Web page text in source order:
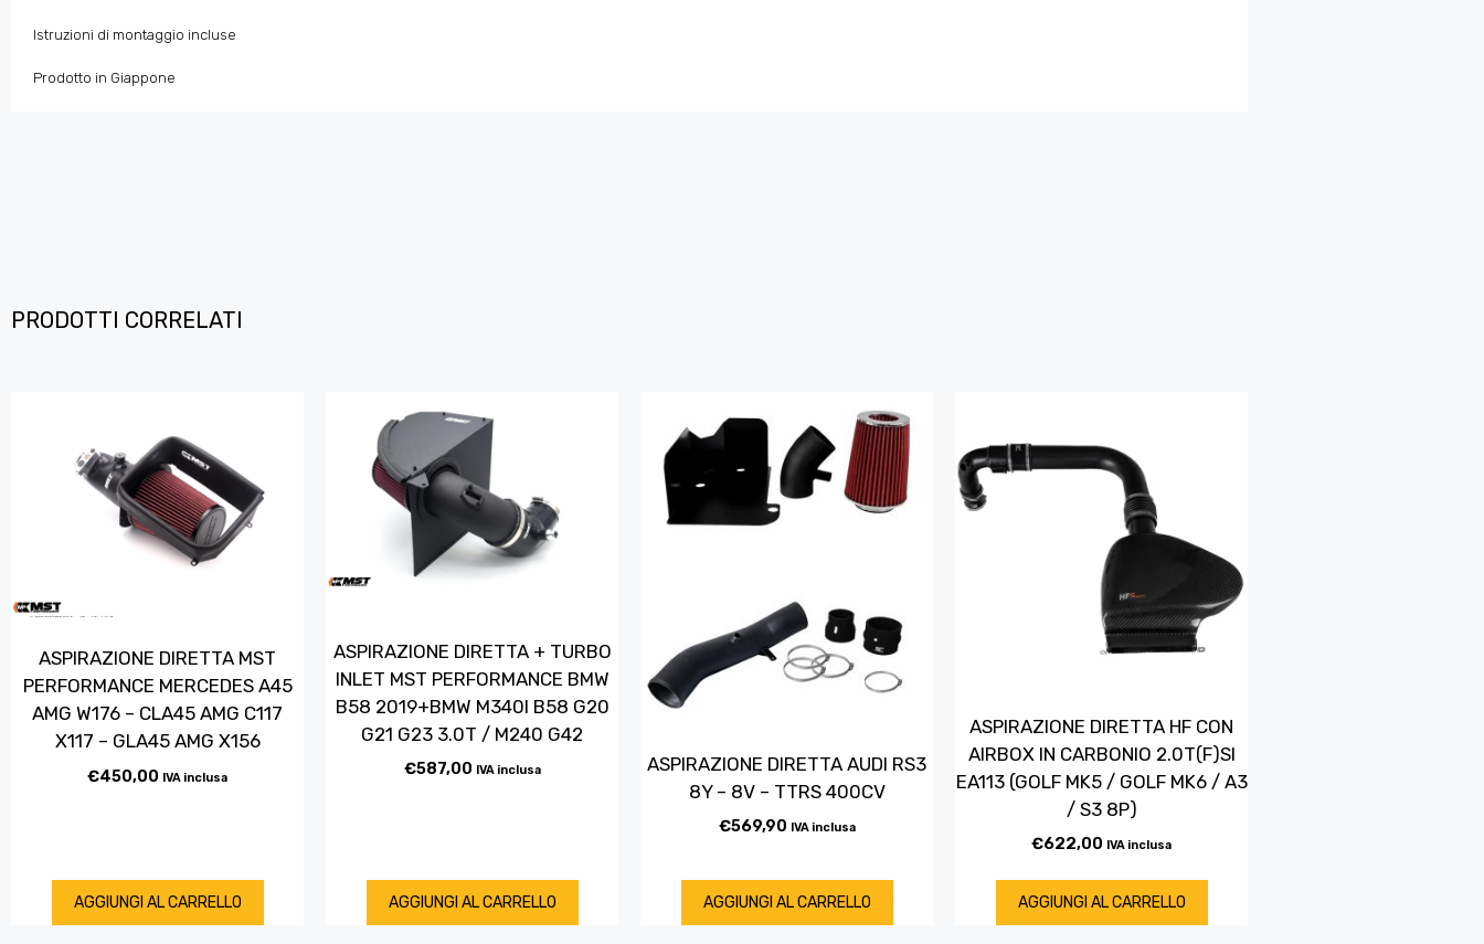
Istruzioni di montaggio incluse
Prodotto in Giappone
PRODOTTI CORRELATI
ASPIRAZIONE DIRETTA MST
PERFORMANCE MERCEDES A45
AMG W176 – CLA45 AMG C117
X117 – GLA45 AMG X156
€450,00 IVA inclusa
AGGIUNGI AL CARRELLO
ASPIRAZIONE DIRETTA + TURBO
INLET MST PERFORMANCE BMW
B58 2019+BMW M340I B58 G20
G21 G23 3.0T / M240 G42
€587,00 IVA inclusa
AGGIUNGI AL CARRELLO
ASPIRAZIONE DIRETTA AUDI RS3
8Y – 8V – TTRS 400CV
€569,90 IVA inclusa
AGGIUNGI AL CARRELLO
ASPIRAZIONE DIRETTA HF CON
AIRBOX IN CARBONIO 2.0T(F)SI
EA113 (GOLF MK5 / GOLF MK6 / A3
/ S3 8P)
€622,00 IVA inclusa
AGGIUNGI AL CARRELLO